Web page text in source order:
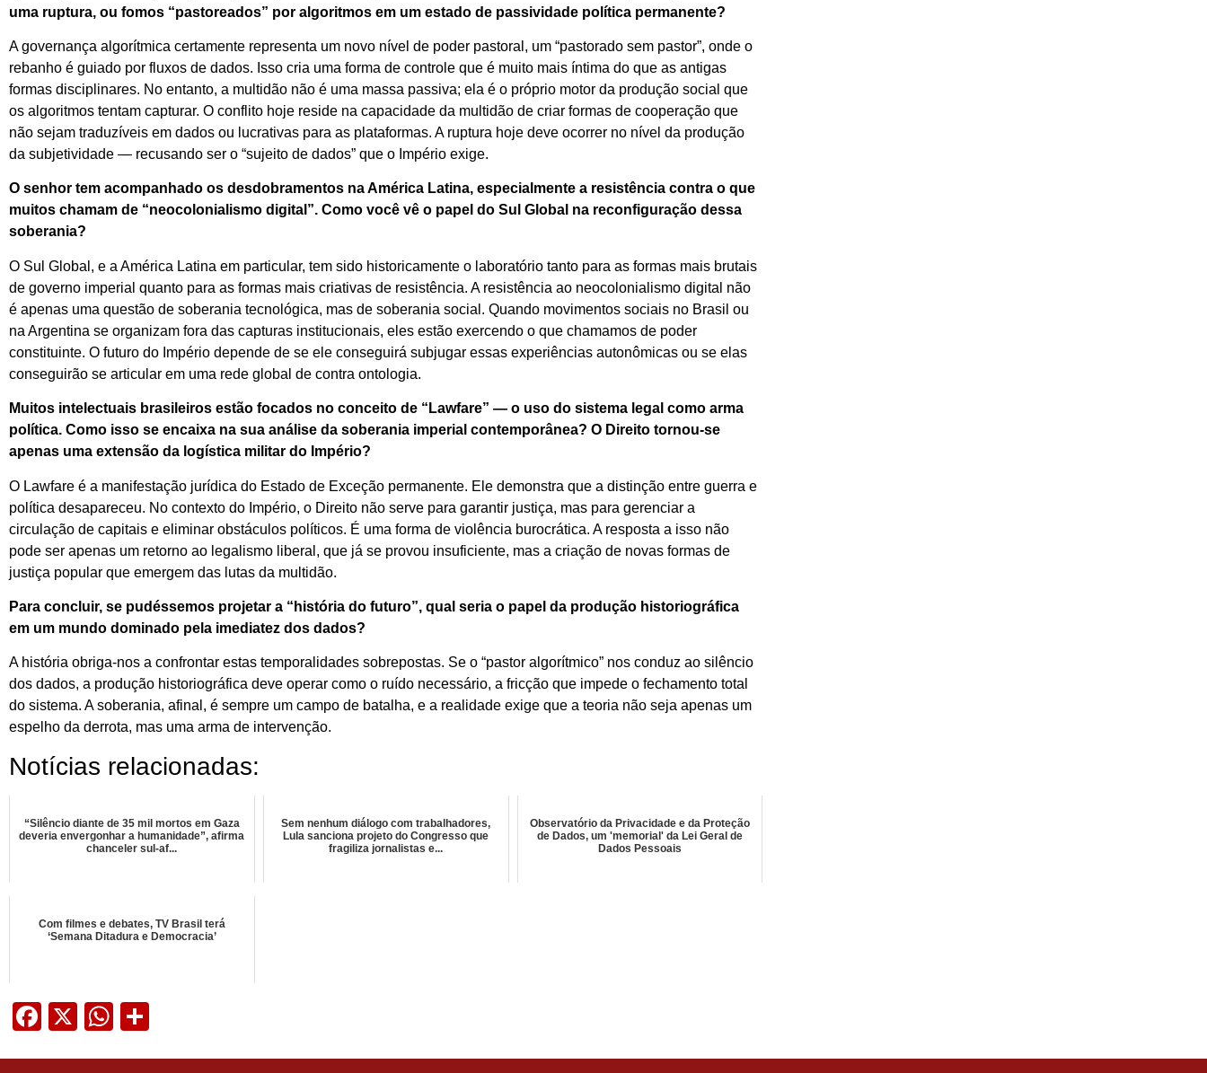
uma ruptura, ou fomos “pastoreados” por algoritmos em um estado de passividade política permanente?
A governança algorítmica certamente representa um novo nível de poder pastoral, um “pastorado sem pastor”, onde o
rebanho é guiado por fluxos de dados. Isso cria uma forma de controle que é muito mais íntima do que as antigas
formas disciplinares. No entanto, a multidão não é uma massa passiva; ela é o próprio motor da produção social que
os algoritmos tentam capturar. O conflito hoje reside na capacidade da multidão de criar formas de cooperação que
não sejam traduzíveis em dados ou lucrativas para as plataformas. A ruptura hoje deve ocorrer no nível da produção
da subjetividade — recusando ser o “sujeito de dados” que o Império exige.
O senhor tem acompanhado os desdobramentos na América Latina, especialmente a resistência contra o que
muitos chamam de “neocolonialismo digital”. Como você vê o papel do Sul Global na reconfiguração dessa
soberania?
O Sul Global, e a América Latina em particular, tem sido historicamente o laboratório tanto para as formas mais brutais
de governo imperial quanto para as formas mais criativas de resistência. A resistência ao neocolonialismo digital não
é apenas uma questão de soberania tecnológica, mas de soberania social. Quando movimentos sociais no Brasil ou
na Argentina se organizam fora das capturas institucionais, eles estão exercendo o que chamamos de poder
constituinte. O futuro do Império depende de se ele conseguirá subjugar essas experiências autonômicas ou se elas
conseguirão se articular em uma rede global de contra ontologia.
Muitos intelectuais brasileiros estão focados no conceito de “Lawfare” — o uso do sistema legal como arma
política. Como isso se encaixa na sua análise da soberania imperial contemporânea? O Direito tornou-se
apenas uma extensão da logística militar do Império?
O Lawfare é a manifestação jurídica do Estado de Exceção permanente. Ele demonstra que a distinção entre guerra e
política desapareceu. No contexto do Império, o Direito não serve para garantir justiça, mas para gerenciar a
circulação de capitais e eliminar obstáculos políticos. É uma forma de violência burocrática. A resposta a isso não
pode ser apenas um retorno ao legalismo liberal, que já se provou insuficiente, mas a criação de novas formas de
justiça popular que emergem das lutas da multidão.
Para concluir, se pudéssemos projetar a “história do futuro”, qual seria o papel da produção historiográfica
em um mundo dominado pela imediatez dos dados?
A história obriga-nos a confrontar estas temporalidades sobrepostas. Se o “pastor algorítmico” nos conduz ao silêncio
dos dados, a produção historiográfica deve operar como o ruído necessário, a fricção que impede o fechamento total
do sistema. A soberania, afinal, é sempre um campo de batalha, e a realidade exige que a teoria não seja apenas um
espelho da derrota, mas uma arma de intervenção.
Notícias relacionadas:
“Silêncio diante de 35 mil mortos em Gaza
deveria envergonhar a humanidade”, afirma
chanceler sul-af...
Sem nenhum diálogo com trabalhadores,
Lula sanciona projeto do Congresso que
fragiliza jornalistas e...
Observatório da Privacidade e da Proteção
de Dados, um 'memorial' da Lei Geral de
Dados Pessoais
Com filmes e debates, TV Brasil terá
‘Semana Ditadura e Democracia’
Facebook
X WhatsApp